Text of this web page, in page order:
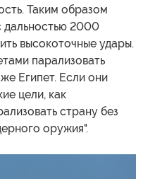
Таким образом
дальностью 2000
высокоточные удары.
парализовать
Египет. Если они
цели, как
страну без
оружия".